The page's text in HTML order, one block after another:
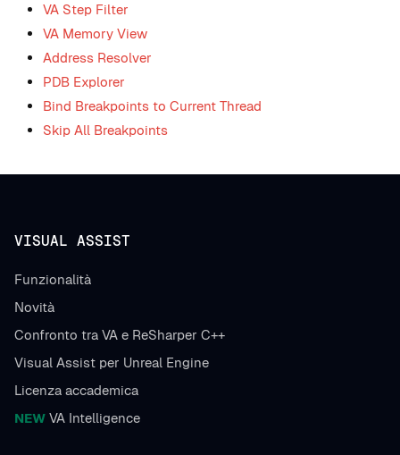
VA Step Filter
VA Memory View
Address Resolver
PDB Explorer
Bind Breakpoints to Current Thread
Skip All Breakpoints
VISUAL ASSIST
Funzionalità
Novità
Confronto tra VA e ReSharper C++
Visual Assist per Unreal Engine
Licenza accademica
NEW VA Intelligence